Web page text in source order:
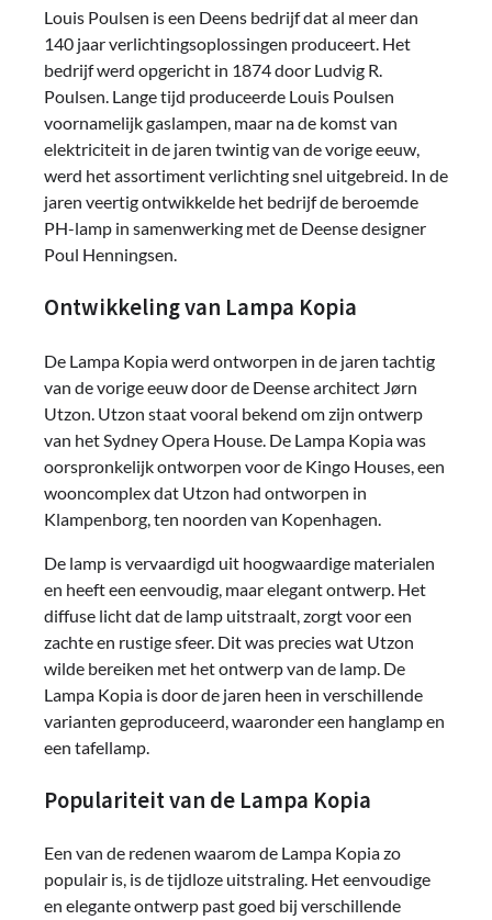
Louis Poulsen is een Deens bedrijf dat al meer dan
140 jaar verlichtingsoplossingen produceert. Het
bedrijf werd opgericht in 1874 door Ludvig R.
Poulsen. Lange tijd produceerde Louis Poulsen
voornamelijk gaslampen, maar na de komst van
elektriciteit in de jaren twintig van de vorige eeuw,
werd het assortiment verlichting snel uitgebreid. In de
jaren veertig ontwikkelde het bedrijf de beroemde
PH-lamp in samenwerking met de Deense designer
Poul Henningsen.
Ontwikkeling van Lampa Kopia
De Lampa Kopia werd ontworpen in de jaren tachtig
van de vorige eeuw door de Deense architect Jørn
Utzon. Utzon staat vooral bekend om zijn ontwerp
van het Sydney Opera House. De Lampa Kopia was
oorspronkelijk ontworpen voor de Kingo Houses, een
wooncomplex dat Utzon had ontworpen in
Klampenborg, ten noorden van Kopenhagen.
De lamp is vervaardigd uit hoogwaardige materialen
en heeft een eenvoudig, maar elegant ontwerp. Het
diffuse licht dat de lamp uitstraalt, zorgt voor een
zachte en rustige sfeer. Dit was precies wat Utzon
wilde bereiken met het ontwerp van de lamp. De
Lampa Kopia is door de jaren heen in verschillende
varianten geproduceerd, waaronder een hanglamp en
een tafellamp.
Populariteit van de Lampa Kopia
Een van de redenen waarom de Lampa Kopia zo
populair is, is de tijdloze uitstraling. Het eenvoudige
en elegante ontwerp past goed bij verschillende